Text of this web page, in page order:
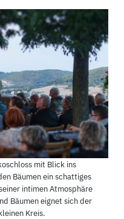
mit Blick ins
Bäumen ein schattiges
intimen Atmosphäre
Bäumen eignet sich der
Kreis.